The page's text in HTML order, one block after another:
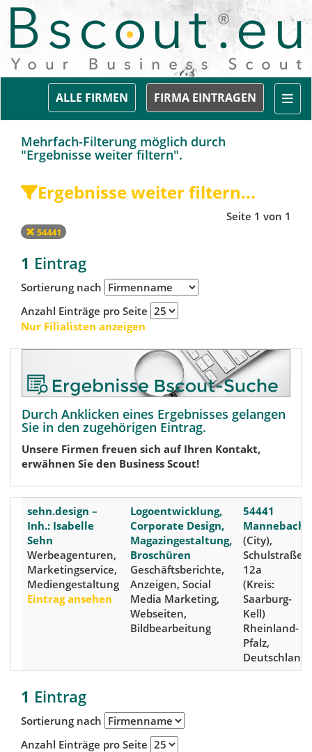
FIRMA EINTRAGEN
ALLE FIRMEN
Mehrfach-Filterung möglich durch
"Ergebnisse weiter filtern".
Ergebnisse weiter filtern...
Seite 1 von 1
54441
1 Eintrag
Sortierung nach
Anzahl Einträge pro Seite
Nur Filialisten anzeigen
Durch Anklicken eines Ergebnisses gelangen
Sie in den zugehörigen Eintrag.
Unsere Firmen freuen sich auf Ihren Kontakt,
erwähnen Sie den Business Scout!
sehn.design –
Inh.: Isabelle
Sehn
Werbeagenturen,
Marketingservice,
Mediengestaltung
Eintrag ansehen
Logoentwicklung,
Corporate Design,
Magazingestaltung,
Broschüren
Geschäftsberichte,
Anzeigen, Social
Media Marketing,
Webseiten,
Bildbearbeitung
54441
Mannebach
(City),
Schulstraße
12a
(Kreis:
Saarburg-
Kell)
Rheinland-
Pfalz,
Deutschland
1 Eintrag
Sortierung nach
Anzahl Einträge pro Seite